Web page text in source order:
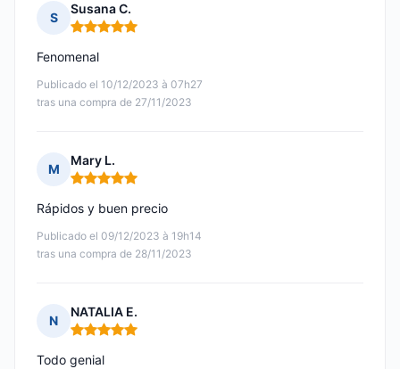
S
Susana C.
Nota: 5 de 5
Publicado el 10/12/2023 à 07h27
tras una compra de 27/11/2023
Fenomenal
M
Mary L.
Nota: 5 de 5
Publicado el 09/12/2023 à 19h14
tras una compra de 28/11/2023
Rápidos y buen precio
N
NATALIA E.
Nota: 5 de 5
Todo genial